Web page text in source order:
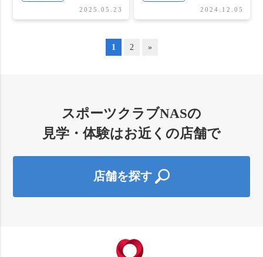
2025.05.23 2024.12.05
1 2 »
スポーツクラブNASの
見学・体験はお近くの店舗で
店舗を探す